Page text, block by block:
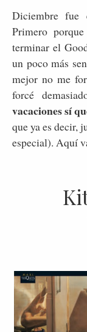
Diciembre fue
Primero
terminar el
un poco más
mejor no me
forcé
vacaciones sí
que ya es decir,
especial). Aquí